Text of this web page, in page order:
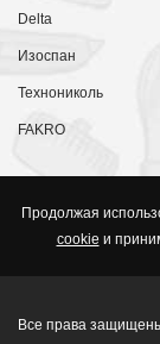
Delta
Изоспан
Технониколь
FAKRO
Продолжая
cookie и
Все права